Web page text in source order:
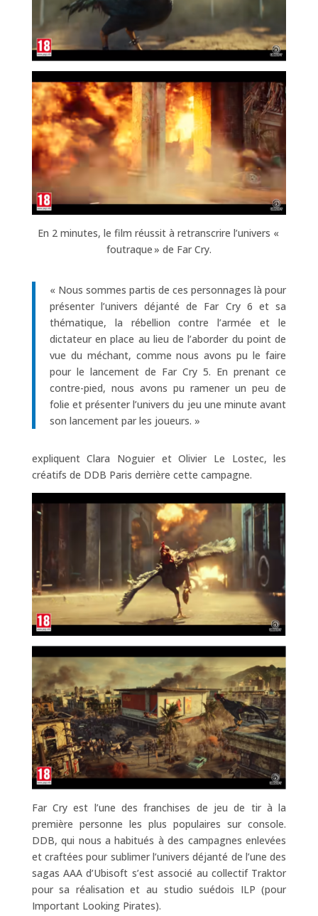
En 2 minutes, le film réussit à retranscrire l’univers «
foutraque » de Far Cry.
« Nous sommes partis de ces personnages là pour
présenter l’univers déjanté de Far Cry 6 et sa
thématique, la rébellion contre l’armée et le
dictateur en place au lieu de l’aborder du point de
vue du méchant, comme nous avons pu le faire
pour le lancement de Far Cry 5. En prenant ce
contre-pied, nous avons pu ramener un peu de
folie et présenter l’univers du jeu une minute avant
son lancement par les joueurs. »
expliquent Clara Noguier et Olivier Le Lostec, les
créatifs de DDB Paris derrière cette campagne.
Far Cry est l’une des franchises de jeu de tir à la
première personne les plus populaires sur console.
DDB, qui nous a habitués à des campagnes enlevées
et craftées pour sublimer l’univers déjanté de l’une des
sagas AAA d’Ubisoft s’est associé au collectif Traktor
pour sa réalisation et au studio suédois ILP (pour
Important Looking Pirates).